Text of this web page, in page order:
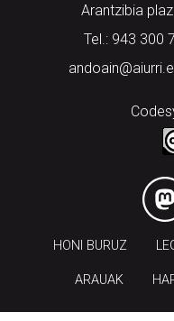
Arantzibia
Tel.: 943 300
HONI BURUZ
ARAUAK